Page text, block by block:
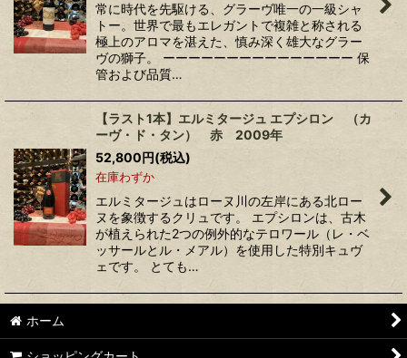
常に時代を先駆ける、グラーヴ唯一の一級シャ
トー。世界で最もエレガントで複雑と称される
極上のアロマを湛えた、慎み深く雄大なグラー
ヴの獅子。 ーーーーーーーーーーーーーーー 保
管および品質…
【ラスト1本】エルミタージュ エプシロン （カ
ーヴ・ド・タン） 赤 2009年
52,800円(税込)
在庫わずか
エルミタージュはローヌ川の左岸にある北ロー
ヌを象徴するクリュです。 エプシロンは、古木
が植えられた2つの例外的なテロワール（レ・ベ
ッサールとル・メアル）を使用した特別キュヴ
ェです。 とても…
ホーム